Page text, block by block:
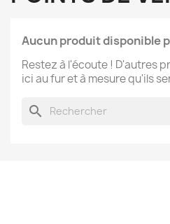
Aucun produit disponible
Restez à l'écoute ! D'autres
ici au fur et à mesure qu'ils
search